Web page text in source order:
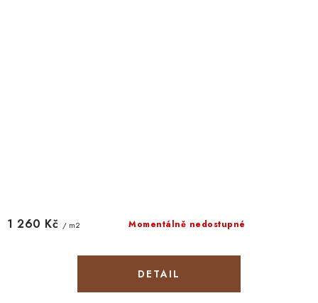
Momentálně nedostupné
1 260 Kč / m2